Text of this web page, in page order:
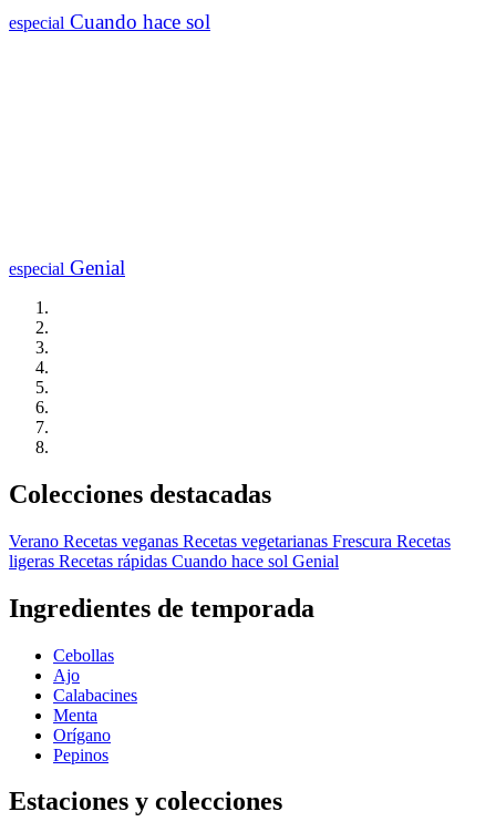
especial Cuando hace sol
especial Genial
Colecciones destacadas
Verano Recetas veganas Recetas vegetarianas Frescura Recetas
ligeras Recetas rápidas Cuando hace sol Genial
Ingredientes de temporada
Cebollas
Ajo
Calabacines
Menta
Orígano
Pepinos
Estaciones y colecciones